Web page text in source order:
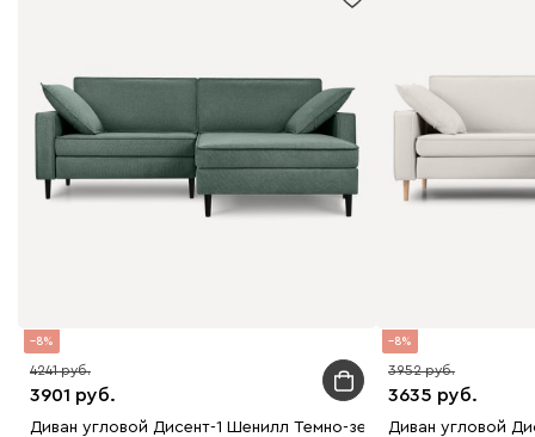
8
3901
4241
Диван угловой Дисент-1 Шенилл Темно-зеленый
8
3635
3952
Диван угловой